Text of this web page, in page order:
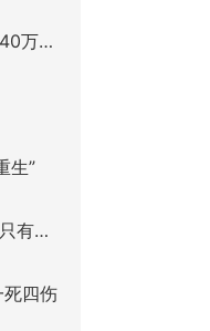
中国据报批准阿里字节腾讯进口首批40万颗H2
生”
张维为：世界上能大口吃肉吃蔬菜的只有中国
四伤